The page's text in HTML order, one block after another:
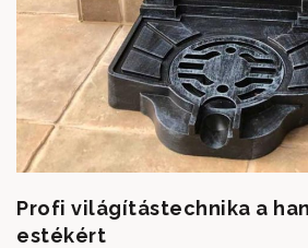
Profi világítástechnika a
estékért